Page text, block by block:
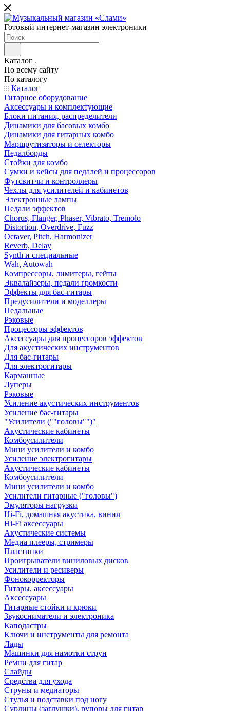
Готовый интернет-магазин электроники
Каталог
По всему сайту
По каталогу
Каталог
Гитарное оборудование
Аксессуары и комплектующие
Блоки питания, распределители
Динамики для басовых комбо
Динамики для гитарных комбо
Маршрутизаторы и селекторы
Педалборды
Стойки для комбо
Сумки и кейсы для педалей и процессоров
Футсвитчи и контроллеры
Чехлы для усилителей и кабинетов
Электронные лампы
Педали эффектов
Chorus, Flanger, Phaser, Vibrato, Tremolo
Distortion, Overdrive, Fuzz
Octaver, Pitch, Harmonizer
Reverb, Delay
Synth и специальные
Wah, Autowah
Компрессоры, лимитеры, гейты
Эквалайзеры, педали громкости
Эффекты для бас-гитары
Предусилители и моделлеры
Педальные
Рэковые
Процессоры эффектов
Аксессуары для процессоров эффектов
Для акустических инструментов
Для бас-гитары
Для электрогитары
Карманные
Луперы
Рэковые
Усиление акустических инструментов
Усиление бас-гитары
"Усилители (""головы"")"
Акустические кабинеты
Комбоусилители
Мини усилители и комбо
Усиление электрогитары
Акустические кабинеты
Комбоусилители
Мини усилители и комбо
Усилители гитарные ("головы")
Эмуляторы нагрузки
Hi-Fi, домашняя акустика, винил
Hi-Fi аксессуары
Акустические системы
Медиа плееры, стримеры
Пластинки
Проигрыватели виниловых дисков
Усилители и ресиверы
Фонокорректоры
Гитары, аксессуары
Аксессуары
Гитарные стойки и крюки
Звукосниматели и электроника
Каподастры
Ключи и инструменты для ремонта
Лады
Машинки для намотки струн
Ремни для гитар
Слайды
Средства для ухода
Струны и медиаторы
Стулья и подставки под ногу
Сурдины (заглушки), рупоры для гитар